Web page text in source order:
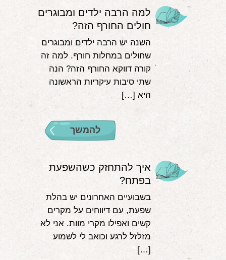
למה הרבה ילדים ומבוגרים
חולים החורף הזה?
השנה יש הרבה ילדים ומבוגרים
שחולים במחלות חורף. למה זה
קורה דווקא החורף הזה? הנה
שתי סיבות עיקריות הראשונה
היא […]
להמשך
איך להתחזק כשהשפעת
בפתח?
בשבועיים האחרונים יש בהלת
שפעת, עם דיווחים על מקרים
קשים ואפילו מקרי מוות. אני לא
מזלזל לרגע וכואב לי לשמוע
[…]